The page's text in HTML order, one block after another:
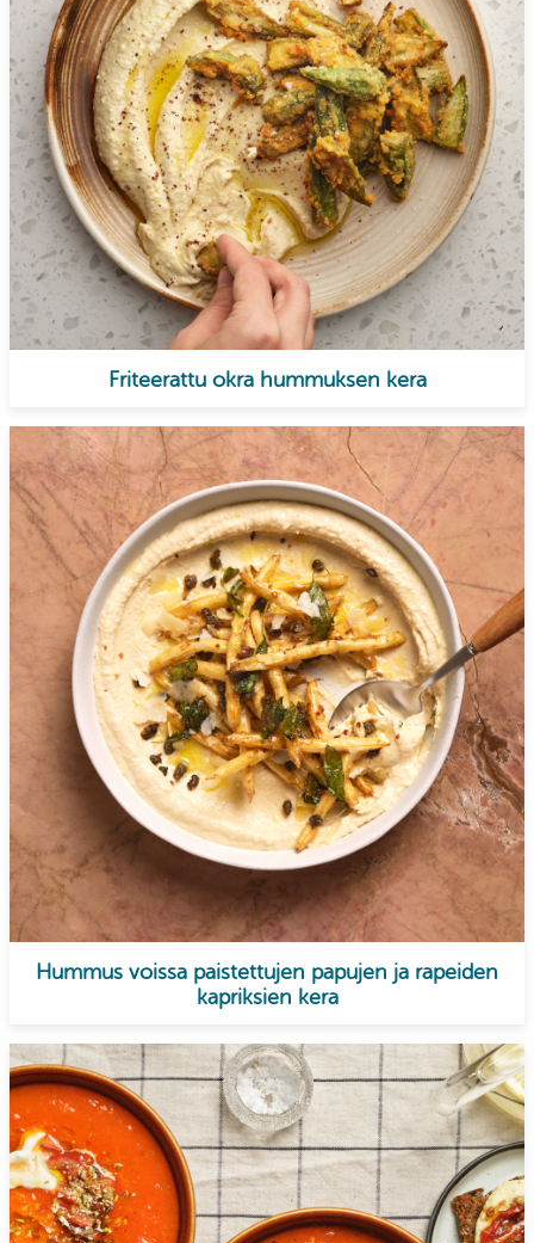
Friteerattu okra hummuksen kera
Hummus voissa paistettujen papujen ja rapeiden
kapriksien kera